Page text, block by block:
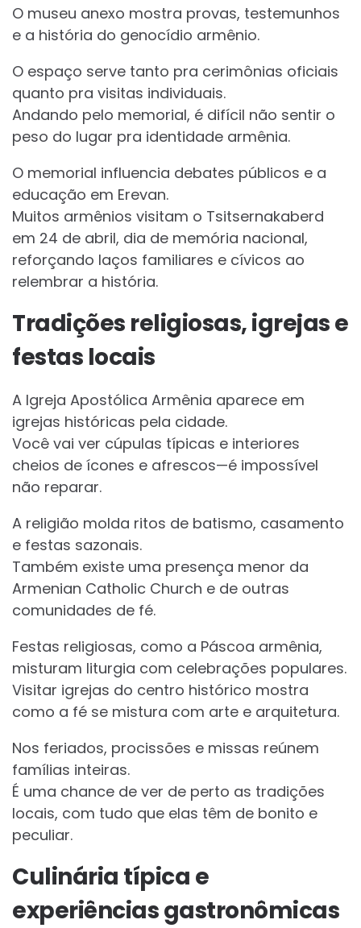
O museu anexo mostra provas, testemunhos
e a história do genocídio armênio.
O espaço serve tanto pra cerimônias oficiais
quanto pra visitas individuais.
Andando pelo memorial, é difícil não sentir o
peso do lugar pra identidade armênia.
O memorial influencia debates públicos e a
educação em Erevan.
Muitos armênios visitam o Tsitsernakaberd
em 24 de abril, dia de memória nacional,
reforçando laços familiares e cívicos ao
relembrar a história.
Tradições religiosas, igrejas e
festas locais
A Igreja Apostólica Armênia aparece em
igrejas históricas pela cidade.
Você vai ver cúpulas típicas e interiores
cheios de ícones e afrescos—é impossível
não reparar.
A religião molda ritos de batismo, casamento
e festas sazonais.
Também existe uma presença menor da
Armenian Catholic Church e de outras
comunidades de fé.
Festas religiosas, como a Páscoa armênia,
misturam liturgia com celebrações populares.
Visitar igrejas do centro histórico mostra
como a fé se mistura com arte e arquitetura.
Nos feriados, procissões e missas reúnem
famílias inteiras.
É uma chance de ver de perto as tradições
locais, com tudo que elas têm de bonito e
peculiar.
Culinária típica e
experiências gastronômicas